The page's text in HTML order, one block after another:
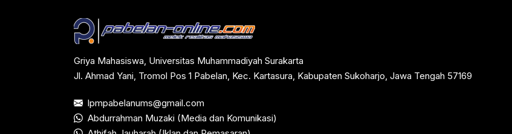
Griya Mahasiswa, Universitas Muhammadiyah Surakarta
Jl. Ahmad Yani, Tromol Pos 1 Pabelan, Kec. Kartasura, Kabupaten Sukoharjo, Jawa Tengah 57169
lpmpabelanums@gmail.com
Abdurrahman Muzaki (Media dan Komunikasi)